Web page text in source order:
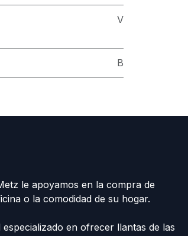
V
B
le apoyamos en la compra de
o la comodidad de su hogar.
en ofrecer llantas de las